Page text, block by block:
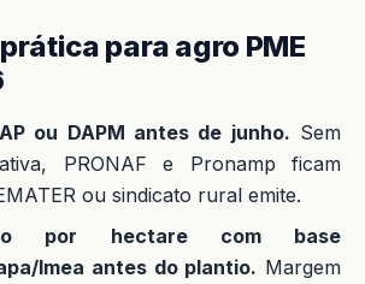
para agro PME
ou DAPM antes de junho. Sem
PRONAF e Pronamp ficam
ou sindicato rural emite.
por hectare com base
Imea antes do plantio. Margem